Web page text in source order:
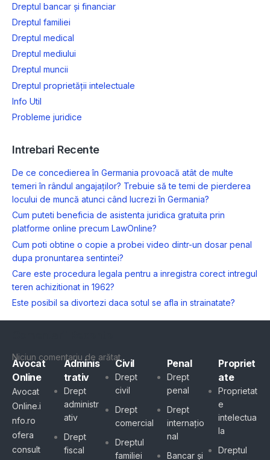
Dreptul bancar și financiar
Dreptul familiei
Dreptul medical
Dreptul mediului
Dreptul muncii
Dreptul proprietății intelectuale
Info Util
Probleme juridice
Intrebari Recente
De ce concedierea în Germania provoacă atât de multe
temeri în rândul angajaților? Trebuie să te temi de pierderea
locului de muncă atunci când lucrezi în Germania?
Cum puteti beneficia de asistenta juridica gratuita prin
platforme online precum LawOnline?
Cum poti obtine o copie a probei video dintr-un dosar penal
dupa pronuntarea sentintei?
Care este procedura legala pentru a inregistra corect intregul
teren achizitionat in 1962?
Este posibil sa divortezi daca sotul se afla in strainatate?
Niciun comentariu de arătat.
Avocat
Online
Avocat
Online.i
nfo.ro
ofera
consult
Adminis
trativ
Drept
administr
ativ
Drept
fiscal
Civil
Drept
civil
Drept
comercial
Dreptul
familiei
Penal
Drept
penal
Drept
internațio
nal
Bancar și
Propriet
ate
Proprietat
e
intelectua
la
Dreptul